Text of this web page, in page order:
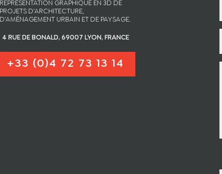
REPRÉSENTATION GRAPHIQUE EN 3D DE
PROJETS D’ARCHITECTURE,
D’AMÉNAGEMENT URBAIN ET DE PAYSAGE.
4 RUE DE BONALD, 69007 LYON, FRANCE
+33 (0)4 72 73 13 14